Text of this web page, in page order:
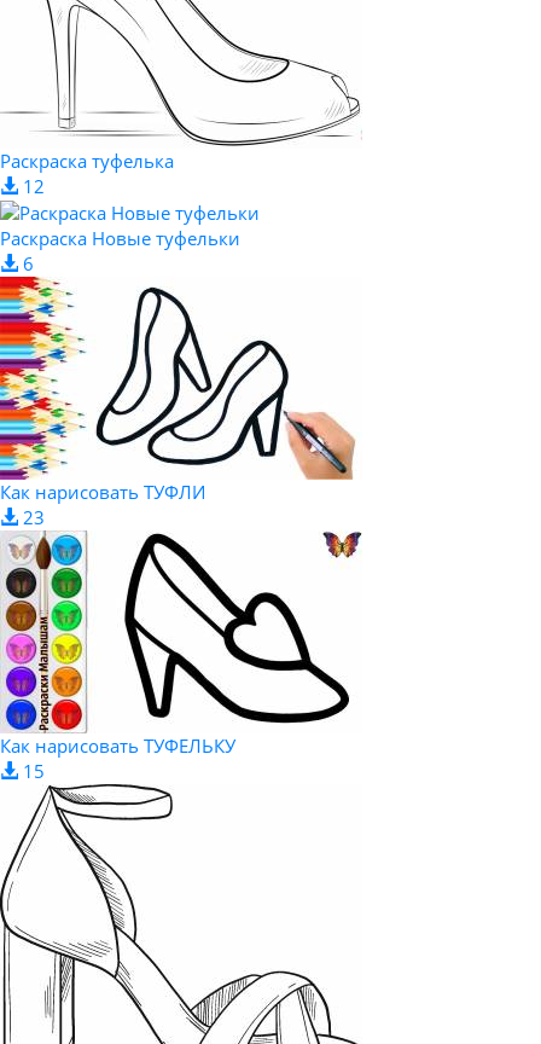
Раскраска туфелька
12
Раскраска Новые туфельки
6
Как нарисовать ТУФЛИ
23
Как нарисовать ТУФЕЛЬКУ
15